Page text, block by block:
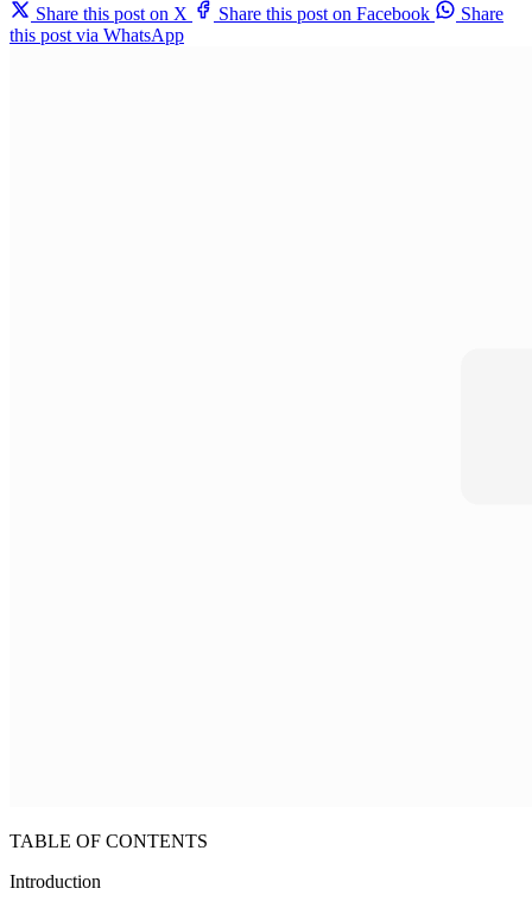
Share this post on X
Share this post on Facebook
Share
this post via WhatsApp
TABLE OF CONTENTS
Introduction